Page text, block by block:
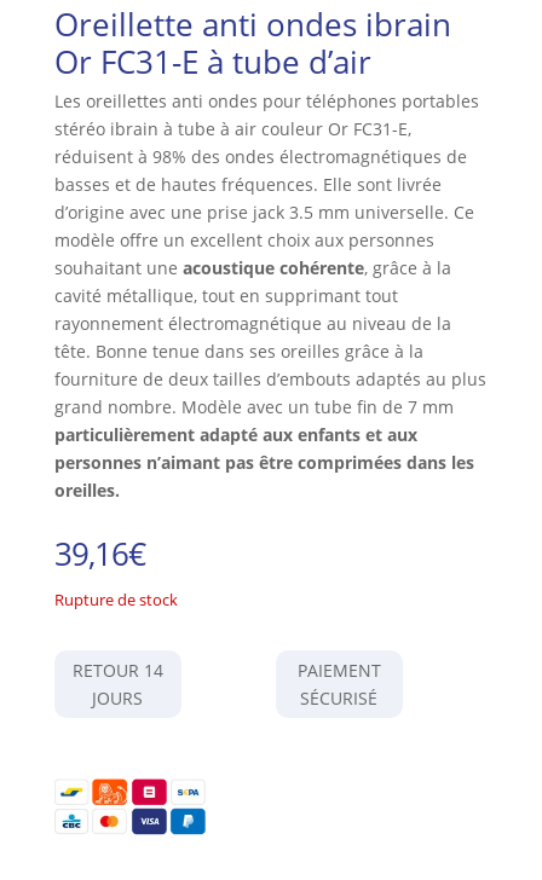
Oreillette anti ondes ibrain
Or FC31-E à tube d’air
Les oreillettes anti ondes pour téléphones portables
stéréo ibrain à tube à air couleur Or FC31-E,
réduisent à 98% des ondes électromagnétiques de
basses et de hautes fréquences. Elle sont livrée
d’origine avec une prise jack 3.5 mm universelle. Ce
modèle offre un excellent choix aux personnes
souhaitant une acoustique cohérente, grâce à la
cavité métallique, tout en supprimant tout
rayonnement électromagnétique au niveau de la
tête. Bonne tenue dans ses oreilles grâce à la
fourniture de deux tailles d’embouts adaptés au plus
grand nombre. Modèle avec un tube fin de 7 mm
particulièrement adapté aux enfants et aux
personnes n’aimant pas être comprimées dans les
oreilles.
39,16€
Rupture de stock
RETOUR 14
JOURS
PAIEMENT
SÉCURISÉ